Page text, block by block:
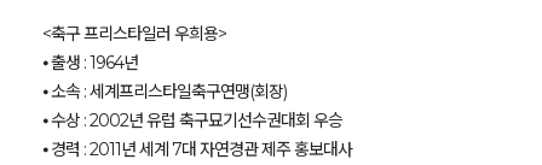
<축구 프리스타일러 우희용>
⦁ 출생 : 1964년
⦁ 소속 : 세계프리스타일축구연맹(회장)
⦁ 수상 : 2002년 유럽 축구묘기선수권대회 우승
⦁ 경력 : 2011년 세계 7대 자연경관 제주 홍보대사